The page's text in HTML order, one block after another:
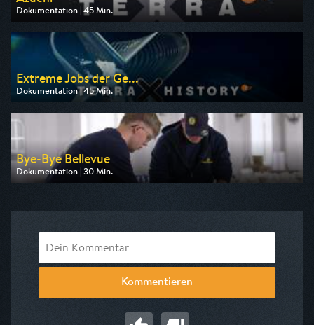
Dokumentation | 45 Min.
Ausgestrahlt von ZDF
am 09.08.2026, 19:30
Extreme Jobs der Ge...
Dokumentation | 45 Min.
Ausgestrahlt von ZDF
am 09.08.2026, 23:50
Bye-Bye Bellevue
Dokumentation | 30 Min.
Ausgestrahlt von ARD
Kommentieren